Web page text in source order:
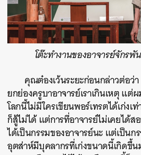
โต๊ะทำงานของอาจารย์จักร
คุณต๋องเว้นระยะก่อนกล่าวต่อว่า
ยกย่องครูบาอาจารย์เราเกินเหตุ แ
โลกนี้ไม่มีใครเขียนพอร์เทรตได้เก่งเ
ก็สู้ไม่ได้ แต่การที่อาจารย์ไม่เคยได้ส
ได้เป็นกรรมของอาจารย์นะ แต่เป็น
อุตส่าห์มีบุคลากรที่เก่งขนาดนี้เกิดขึ้